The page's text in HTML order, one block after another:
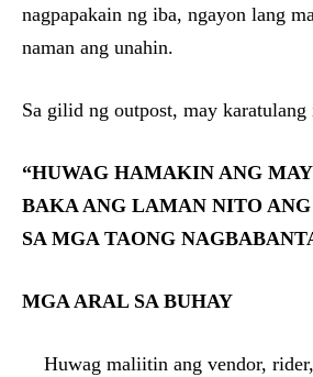
nagpapakain ng iba, ngayon lang
naman ang unahin.
Sa gilid ng outpost, may karatulang
“HUWAG HAMAKIN ANG
BAKA ANG LAMAN NITO
SA MGA TAONG
MGA ARAL SA BUHAY
Huwag maliitin ang vendor,